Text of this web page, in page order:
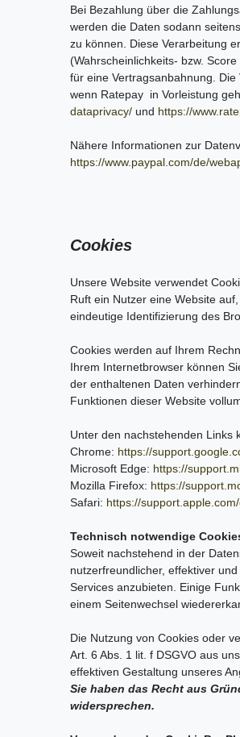
Bei Bezahlung über die
werden die Daten sodann
zu können. Diese Verarbeitung
(Wahrscheinlichkeits- bzw.
für eine Vertragsanbahnung.
wenn Ratepay in Vorleistung
dataprivacy/ und https://
Nähere Informationen zur
https://www.paypal.com/de/
Cookies
Unsere Website verwendet
Ruft ein Nutzer eine Website
eindeutige Identifizierung des
Cookies werden auf Ihrem
Ihrem Internetbrowser können
der enthaltenen Daten
Funktionen dieser Website
Unter den nachstehenden Links
Chrome: https://
Microsoft Edge: https://
Mozilla Firefox: https://
Safari: https://
Technisch notwendige
Soweit nachstehend in der
nutzerfreundlicher, effektiver
Services anzubieten. Einige
einem Seitenwechsel
Die Nutzung von Cookies oder
Art. 6 Abs. 1 lit. f DSGVO aus
effektiven Gestaltung unseres
Sie haben das Recht aus
widersprechen.